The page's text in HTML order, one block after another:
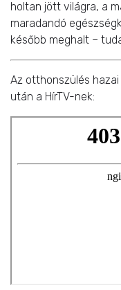
holtan jött világra, a
maradandó
később meghalt –
Az otthonszülés
után a HírTV-nek: